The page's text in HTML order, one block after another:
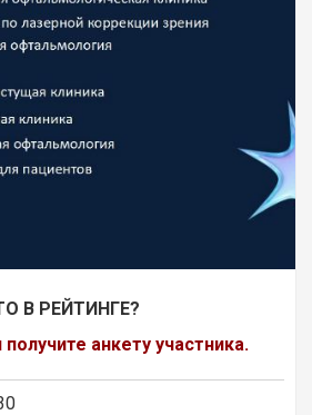
В РЕЙТИНГЕ?
анкету участника.